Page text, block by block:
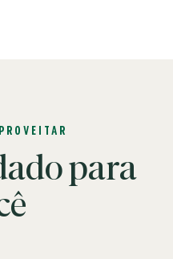
para